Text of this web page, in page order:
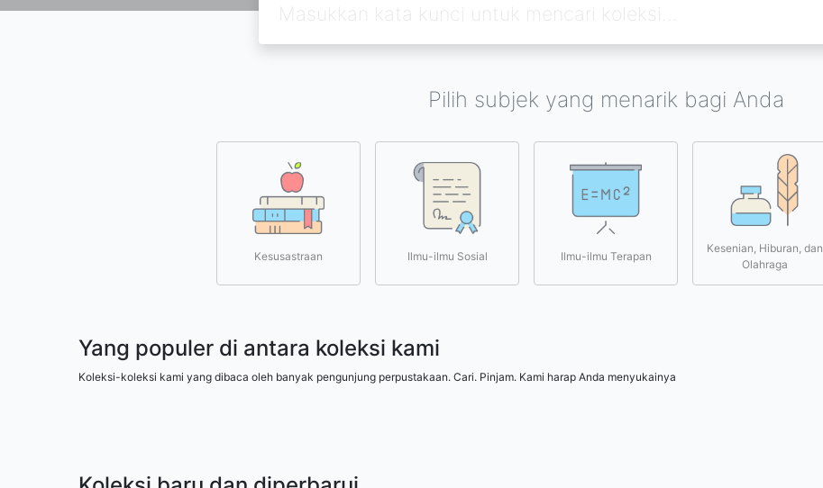
Pilih subjek yang menarik bagi Anda
Kesusastraan Ilmu-ilmu Sosial Ilmu-ilmu Terapan
Kesenian, Hiburan, dan
Olahraga
Yang populer di antara koleksi kami
Koleksi-koleksi kami yang dibaca oleh banyak pengunjung perpustakaan. Cari. Pinjam. Kami harap Anda menyukainya